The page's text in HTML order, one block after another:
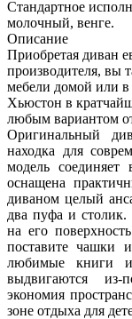
Стандартное
молочный, венге.
Описание
Приобретая диван
производителя, вы
мебели домой или
Хьюстон в
любым вариантом
Оригинальный
находка для
модель
оснащена
диваном целый
два пуфа и
на его
поставите чашки
любимые книги
выдвигаются из-
экономия
зоне отдыха для